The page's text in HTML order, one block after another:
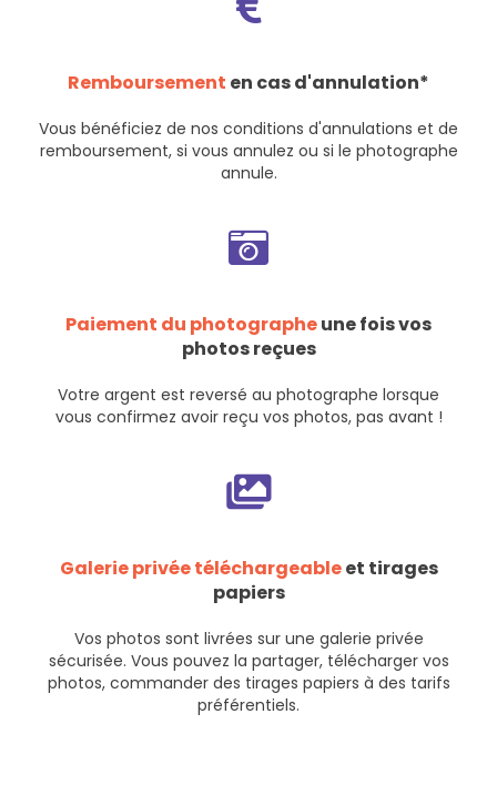
Remboursement en cas d'annulation*
Vous bénéficiez de nos conditions d'annulations et de
remboursement, si vous annulez ou si le photographe
annule.
Paiement du photographeune fois vos
photos reçues
Votre argent est reversé au photographe lorsque
vous confirmez avoir reçu vos photos, pas avant !
Galerie privée téléchargeableet tirages
papiers
Vos photos sont livrées sur une galerie privée
sécurisée. Vous pouvez la partager, télécharger vos
photos, commander des tirages papiers à des tarifs
préférentiels.